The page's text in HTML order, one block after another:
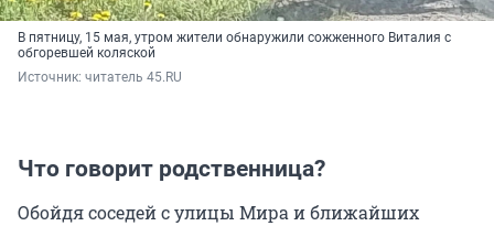
В пятницу, 15 мая, утром жители обнаружили сожженного Виталия с
обгоревшей коляской
Источник: читатель 45.RU
Что говорит родственница?
Обойдя соседей с улицы Мира и ближайших